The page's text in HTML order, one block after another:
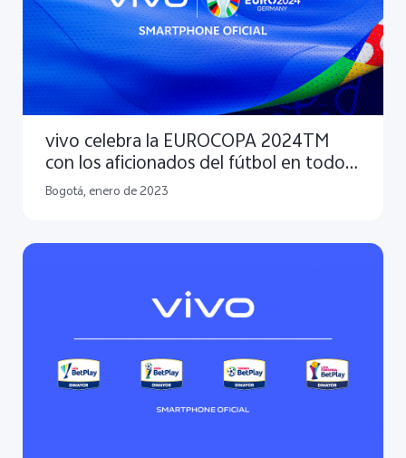
vivo celebra la EUROCOPA 2024TM
con los aficionados del fútbol en todo
el mundo
Bogotá, enero de 2023